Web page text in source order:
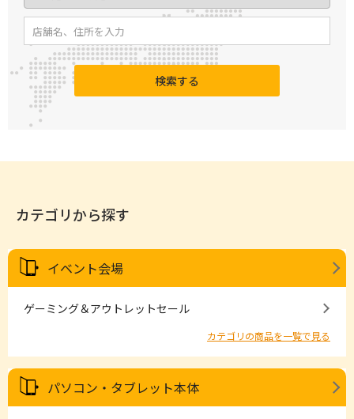
検索する
カテゴリから探す
イベント会場
ゲーミング＆アウトレットセール
カテゴリの商品を一覧で見る
パソコン・タブレット本体